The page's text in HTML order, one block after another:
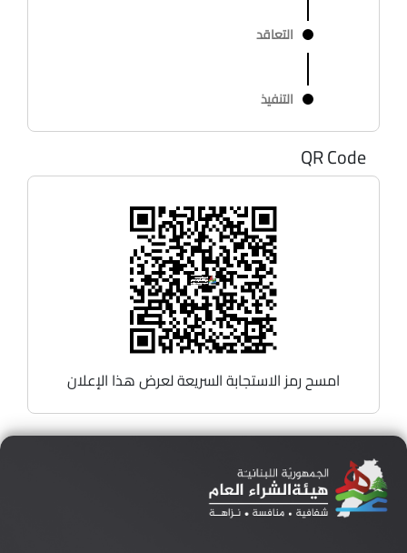
التعاقد
التنفيذ
QR Code
امسح رمز الاستجابة السريعة لعرض هذا الإعلان